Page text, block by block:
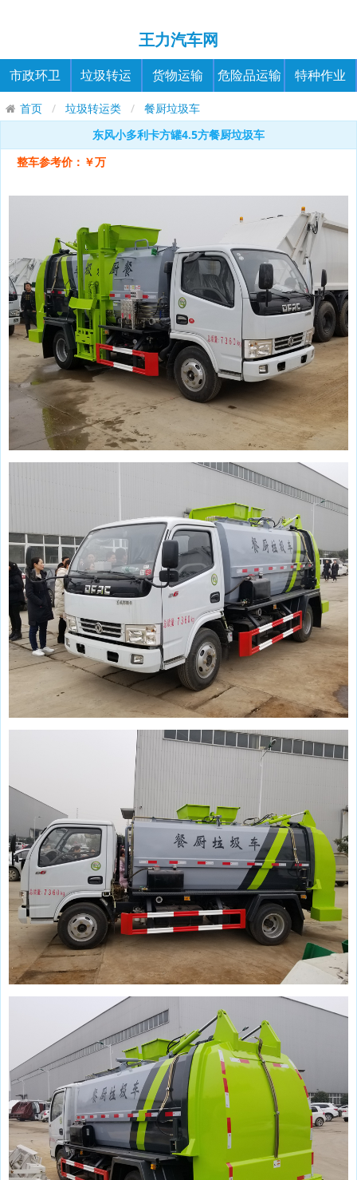
王力汽车网
市政环卫 垃圾转运 货物运输 危险品运输 特种作业
首页 垃圾转运类
餐厨垃圾车
东风小多利卡方罐4.5方餐厨垃圾车
整车参考价：￥万